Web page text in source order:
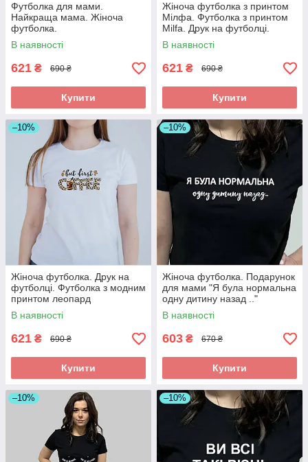
Футболка для мами.
Найкраща мама. Жіноча
футболка.
В наявності
621 ₴ 690 ₴
Купити
Жіноча футболка з принтом
Мілфа. Футболка з принтом
Milfa. Друк на футболці.
В наявності
621 ₴ 690 ₴
Купити
–10%
Жіноча футболка. Друк на
футболці. Футболка з модним
принтом леопард
В наявності
621 ₴ 690 ₴
Купити
–10%
Жіноча футболка. Подарунок
для мами "Я була нормальна
одну дитину назад .."
В наявності
603 ₴ 670 ₴
Купити
–10% –10%